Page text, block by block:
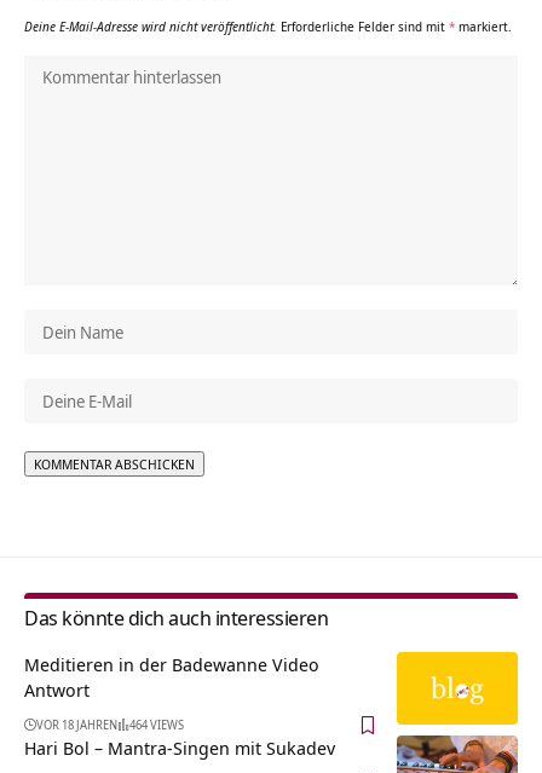
Deine E-Mail-Adresse wird nicht veröffentlicht. Erforderliche Felder sind mit * markiert.
Das könnte dich auch interessieren
Meditieren in der Badewanne Video
Antwort
VOR 18 JAHREN 464 VIEWS
Hari Bol – Mantra-Singen mit Sukadev